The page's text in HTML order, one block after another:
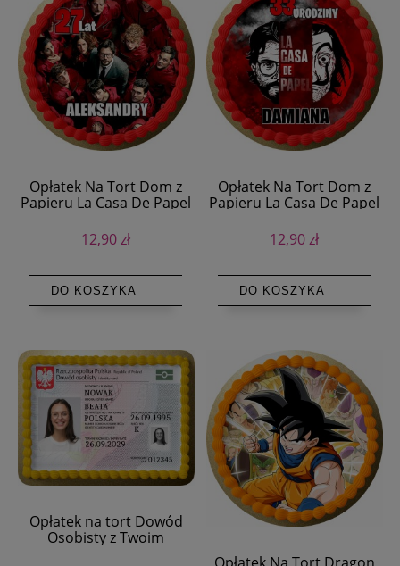
Opłatek Na Tort Dom z
Papieru La Casa De Papel
12,90 zł
DO KOSZYKA
Opłatek Na Tort Dom z
Papieru La Casa De Papel
12,90 zł
DO KOSZYKA
Opłatek na tort Dowód
Osobisty z Twoim